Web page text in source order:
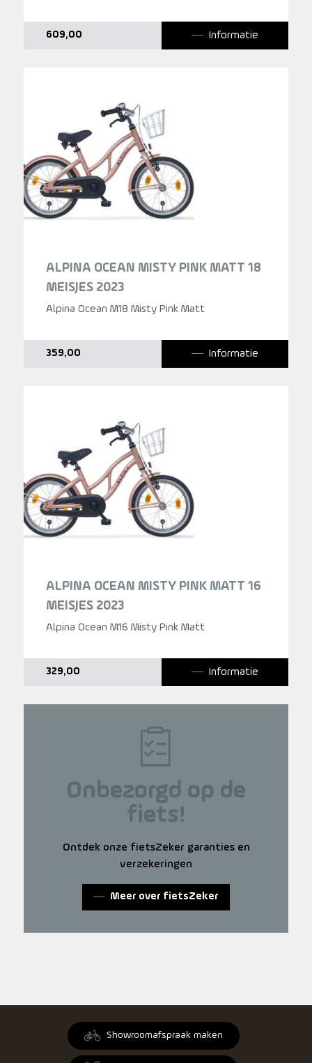
609,00 Informatie
ALPINA OCEAN MISTY PINK MATT 18
MEISJES 2023
Alpina Ocean M18 Misty Pink Matt
359,00 Informatie
ALPINA OCEAN MISTY PINK MATT 16
MEISJES 2023
Alpina Ocean M16 Misty Pink Matt
329,00 Informatie
Onbezorgd op de
fiets!
Ontdek onze fietsZeker garanties en
verzekeringen
Meer over fietsZeker
Showroomafspraak maken